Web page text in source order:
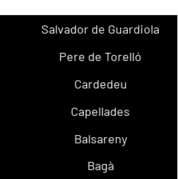
Salvador de Guardiola
Pere de Torelló
Cardedeu
Capellades
Balsareny
Bagà